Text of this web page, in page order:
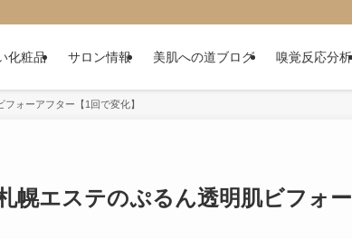
化粧品 サロン情報 美肌への道ブログ 嗅覚反応分析
ォーアフター【1回で変化】
幌エステのぷるん透明肌ビフォ